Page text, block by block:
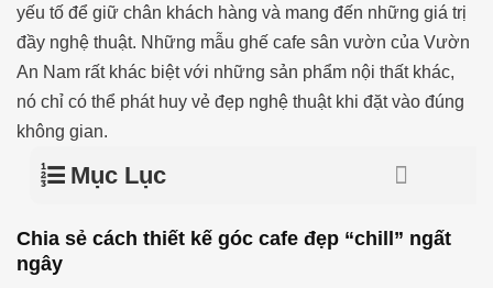
yếu tố để giữ chân khách hàng và mang đến những giá trị
đầy nghệ thuật. Những mẫu ghế cafe sân vườn của Vườn
An Nam rất khác biệt với những sản phẩm nội thất khác,
nó chỉ có thể phát huy vẻ đẹp nghệ thuật khi đặt vào đúng
không gian.
Mục Lục
Chia sẻ cách thiết kế góc cafe đẹp “chill” ngất
ngây